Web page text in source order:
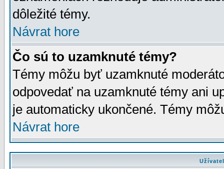
dôležité témy.
Návrat hore
Čo sú to uzamknuté témy?
Témy môžu byť uzamknuté
odpovedať na uzamknuté témy ani
je automaticky ukončené. Témy
Návrat hore